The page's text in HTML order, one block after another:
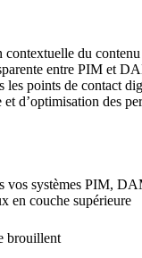
contextuelle du contenu
entre PIM et
les points de contact
et d’optimisation des
vos systèmes PIM,
en couche supérieure
brouillent